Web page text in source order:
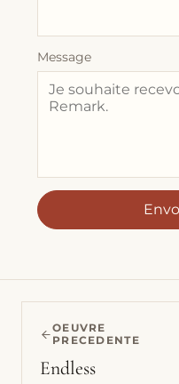
Message
OEUVRE
PRECEDENTE
Endless